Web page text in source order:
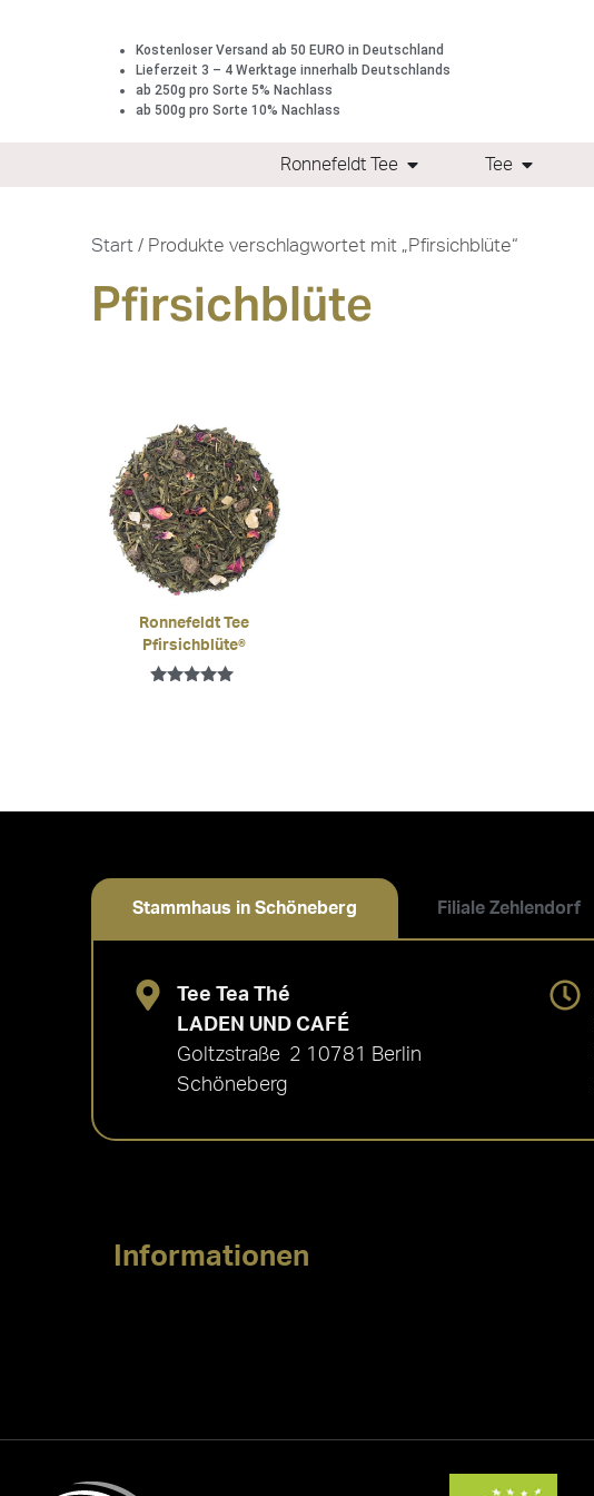
Kostenloser Versand ab 50 EURO in Deutschland
Lieferzeit 3 – 4 Werktage innerhalb Deutschlands
ab 250g pro Sorte 5% Nachlass
ab 500g pro Sorte 10% Nachlass
Ronnefeldt Tee Tee
Start / Produkte verschlagwortet mit „Pfirsichblüte“
Pfirsichblüte
Ronnefeldt Tee
Pfirsichblüte®
Stammhaus in Schöneberg Filiale Zehlendorf
Tee Tea Thé
LADEN UND CAFÉ
Goltzstraße 2 10781 Berlin
Schöneberg
Informationen